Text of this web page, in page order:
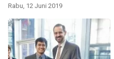
Rabu, 12 Juni 2019